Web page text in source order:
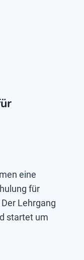
eine
für
Lehrgang
startet um